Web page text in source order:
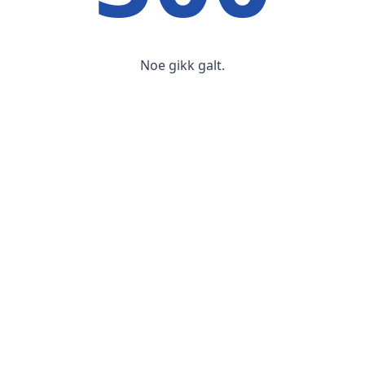
Noe gikk galt.